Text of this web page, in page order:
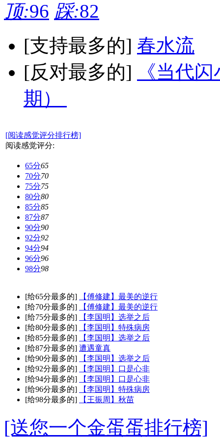
顶:96 踩:82
[支持最多的] 春水流
[反对最多的]
《当代
期）
[阅读感觉评分排行榜]
阅读感觉评分:
65分65
70分70
75分75
80分80
85分85
87分87
90分90
92分92
94分94
96分96
98分98
[给65分最多的]
【傅修建】最美的逆行
[给70分最多的]
【傅修建】最美的逆行
[给75分最多的]
【李国明】选举之后
[给80分最多的]
【李国明】特殊病房
[给85分最多的]
【李国明】选举之后
[给87分最多的] 遭遇童真
[给90分最多的]
【李国明】选举之后
[给92分最多的]
【李国明】口是心非
[给94分最多的]
【李国明】口是心非
[给96分最多的]
【李国明】特殊病房
[给98分最多的]
【王振周】秋苗
[送您一个金蛋蛋排行榜]